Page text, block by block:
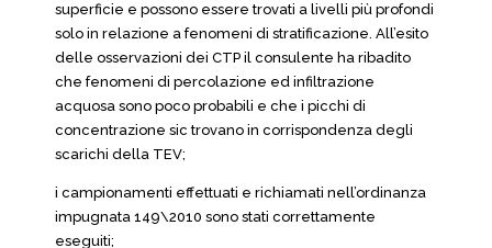
superficie e possono essere trovati a livelli più profondi
solo in relazione a fenomeni di stratificazione. All’esito
delle osservazioni dei CTP il consulente ha ribadito
che fenomeni di percolazione ed infiltrazione
acquosa sono poco probabili e che i picchi di
concentrazione sic trovano in corrispondenza degli
scarichi della TEV;
i campionamenti effettuati e richiamati nell’ordinanza
impugnata 149\2010 sono stati correttamente
eseguiti;